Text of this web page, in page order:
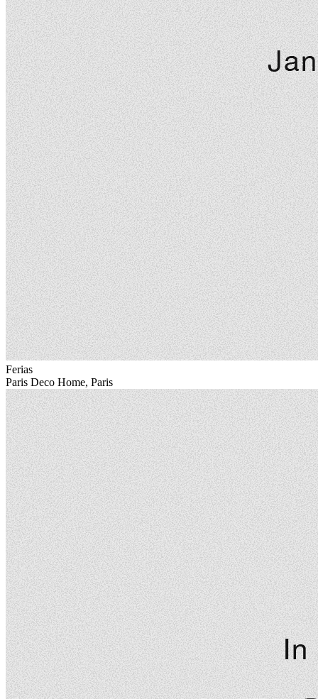
Ferias
Paris Deco Home, Paris